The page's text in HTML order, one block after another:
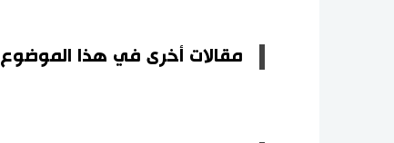
مقالات أخرى في هذا الموضوع